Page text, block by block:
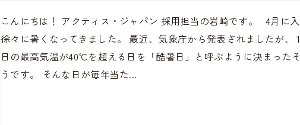
こんにちは！ アクティス・ジャパン 採用担当の岩崎です。 4月に入
徐々に暑くなってきました。 最近、気象庁から発表されましたが、 1
日の最高気温が40℃を超える日を「酷暑日」と呼ぶように決まったそ
うです。 そんな日が毎年当た...